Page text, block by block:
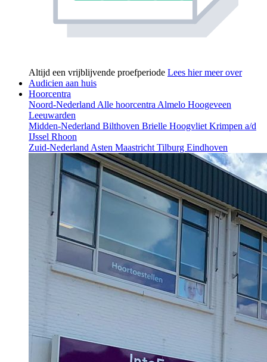
Altijd een vrijblijvende proefperiode Lees hier meer over
Audicien aan huis
Hoorcentra
Noord-NederlandAlle hoorcentraAlmelo Hoogeveen
Leeuwarden
Midden-Nederland Bilthoven Brielle HoogvlietKrimpen a/d
IJssel Rhoon
Zuid-NederlandAsten MaastrichtTilburg Eindhoven